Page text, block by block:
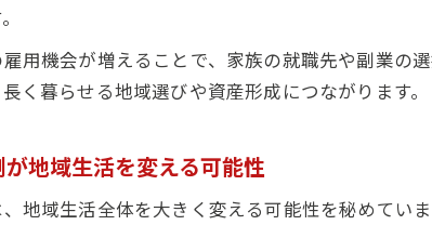
飲食市場予
用機会が増えることで、家族の就職先や副業の
く暮らせる地域選びや資産形成につながります。
地域生活を変える可能性
地域生活全体を大きく変える可能性を秘めてい
お
お